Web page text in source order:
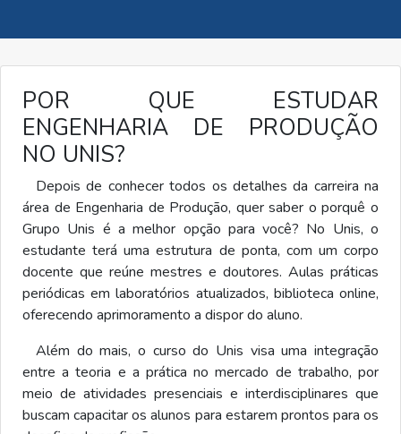
POR QUE ESTUDAR
ENGENHARIA DE PRODUÇÃO
NO UNIS?
Depois de conhecer todos os detalhes da carreira na
área de Engenharia de Produção, quer saber o porquê o
Grupo Unis é a melhor opção para você? No Unis, o
estudante terá uma estrutura de ponta, com um corpo
docente que reúne mestres e doutores. Aulas práticas
periódicas em laboratórios atualizados, biblioteca online,
oferecendo aprimoramento a dispor do aluno.
Além do mais, o curso do Unis visa uma integração
entre a teoria e a prática no mercado de trabalho, por
meio de atividades presenciais e interdisciplinares que
buscam capacitar os alunos para estarem prontos para os